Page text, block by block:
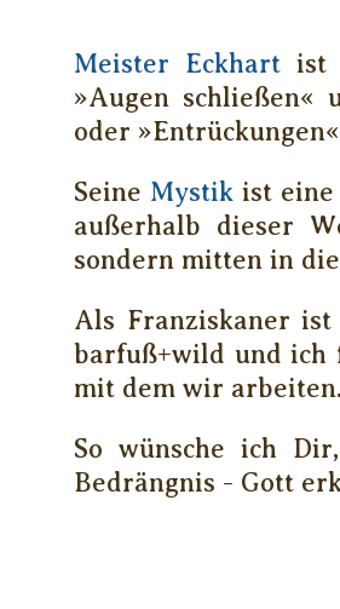
Meister Eckhart ist
»Augen schließen«
oder
Seine Mystikist eine
außerhalb dieser
sondern mitten in
Als Franziskaner
barfuß+wild und ich
mit dem wir arbeiten.
So wünsche ich
Bedrängnis - Gott